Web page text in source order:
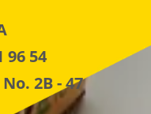
96 54
2B - 47